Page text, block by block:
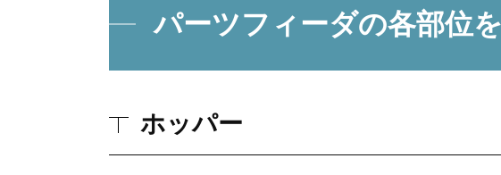
パーツフィーダの各部位
ホッパー